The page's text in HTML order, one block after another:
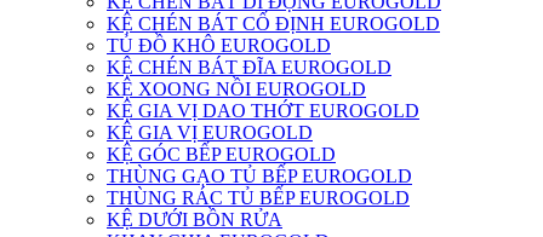
KỆ CHÉN BÁT CỐ ĐỊNH EUROGOLD
TỦ ĐỒ KHÔ EUROGOLD
KỆ CHÉN BÁT ĐĨA EUROGOLD
KỆ XOONG NỒI EUROGOLD
KỆ GIA VỊ DAO THỚT EUROGOLD
KỆ GIA VỊ EUROGOLD
KỆ GÓC BẾP EUROGOLD
THÙNG GẠO TỦ BẾP EUROGOLD
THÙNG RÁC TỦ BẾP EUROGOLD
KỆ DƯỚI BỒN RỬA